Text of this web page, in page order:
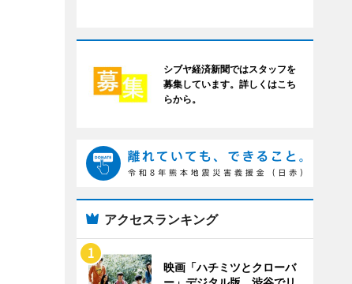
シブヤ経済新聞ではスタッフを
募集しています。詳しくはこち
らから。
アクセスランキング
映画「ハチミツとクローバ